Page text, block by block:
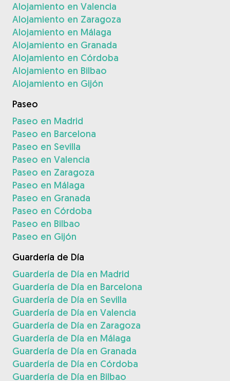
Alojamiento en Valencia
Alojamiento en Zaragoza
Alojamiento en Málaga
Alojamiento en Granada
Alojamiento en Córdoba
Alojamiento en Bilbao
Alojamiento en Gijón
Paseo
Paseo en Madrid
Paseo en Barcelona
Paseo en Sevilla
Paseo en Valencia
Paseo en Zaragoza
Paseo en Málaga
Paseo en Granada
Paseo en Córdoba
Paseo en Bilbao
Paseo en Gijón
Guardería de Día
Guardería de Día en Madrid
Guardería de Día en Barcelona
Guardería de Día en Sevilla
Guardería de Día en Valencia
Guardería de Día en Zaragoza
Guardería de Día en Málaga
Guardería de Día en Granada
Guardería de Día en Córdoba
Guardería de Día en Bilbao